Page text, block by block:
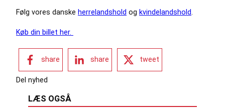
Følg vores danske herrelandshold og kvindelandshold.
Køb din billet her.
share share tweet
Del nyhed
LÆS OGSÅ